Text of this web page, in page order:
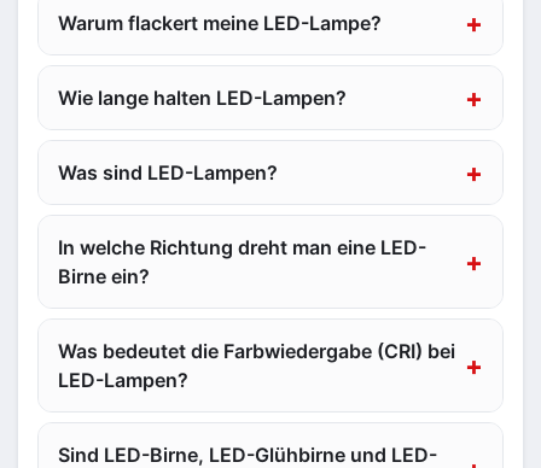
Warum flackert meine LED-Lampe?
Wie lange halten LED-Lampen?
Was sind LED-Lampen?
In welche Richtung dreht man eine LED-
Birne ein?
Was bedeutet die Farbwiedergabe (CRI) bei
LED-Lampen?
Sind LED-Birne, LED-Glühbirne und LED-